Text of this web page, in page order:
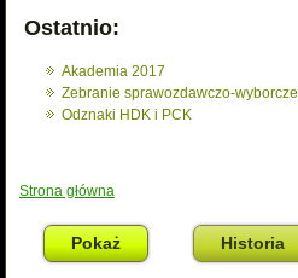
Ostatnio:
Akademia 2017
Zebranie sprawozdawczo-
Odznaki HDK i PCK
Jesteś tutaj
Strona główna
Pokaż(aktywna karta)Historia